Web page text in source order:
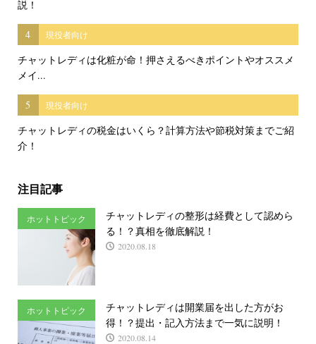
説！
4 現役者向け
チャットレディは化粧が命！押さえるべきポイントやオススメ
メイ...
5 現役者向け
チャットレディの税金はいくら？計算方法や節税対策までご紹
介！
注目記事
ホットトピック
チャットレディの整形は経費として認めら
る！？真相を徹底解説！
2020.08.18
ホットトピック
チャットレディは開業届を出した方がお
得！？提出・記入方法まで一気に説明！
2020.08.14